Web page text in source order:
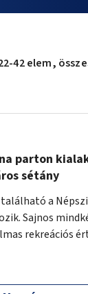
-42elem,
parton
sétány
a
Sajnos
rekreációs
egy eléggé